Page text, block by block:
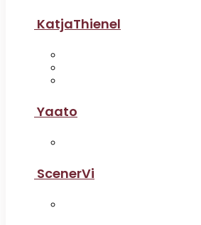
KatjaThienel
Yaato
ScenerVi